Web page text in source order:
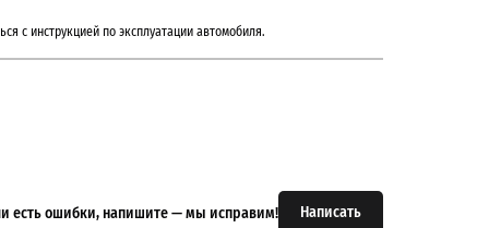
с инструкцией по эксплуатации автомобиля.
Написать
есть ошибки, напишите — мы исправим!